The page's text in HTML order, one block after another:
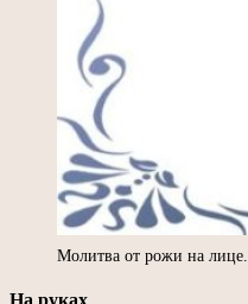
Молитва от рожи на лице.
На руках